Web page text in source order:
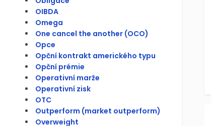
OIBDA
Omega
One cancel the another (OCO)
Opce
Opční kontrakt amerického typu
Opční prémie
Operativní marže
Operativní zisk
OTC
Outperform (market outperform)
Overweight